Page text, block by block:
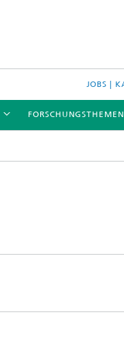
JOBS |
FORSCHUNGSTHEMEN